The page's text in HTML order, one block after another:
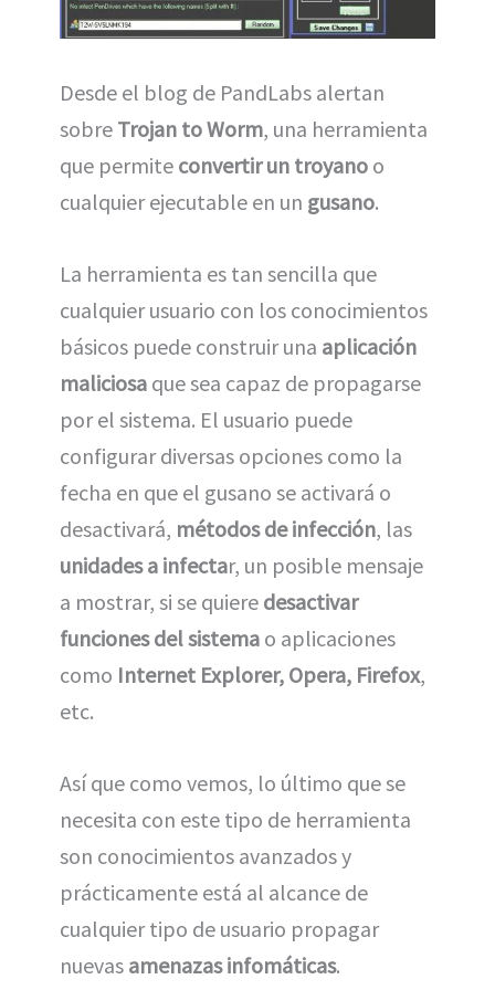
Desde el blog de PandLabs alertan
sobre Trojan to Worm, una herramienta
que permite convertir un troyano o
cualquier ejecutable en un gusano.
La herramienta es tan sencilla que
cualquier usuario con los conocimientos
básicos puede construir una aplicación
maliciosa que sea capaz de propagarse
por el sistema. El usuario puede
configurar diversas opciones como la
fecha en que el gusano se activará o
desactivará, métodos de infección, las
unidades a infectar, un posible mensaje
a mostrar, si se quiere desactivar
funciones del sistema o aplicaciones
como Internet Explorer, Opera, Firefox,
etc.
Así que como vemos, lo último que se
necesita con este tipo de herramienta
son conocimientos avanzados y
prácticamente está al alcance de
cualquier tipo de usuario propagar
nuevas amenazas infomáticas.